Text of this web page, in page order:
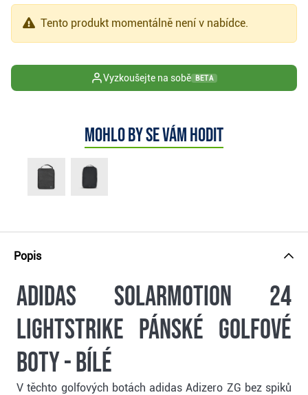
Tento produkt momentálně není v nabídce.
Vyzkoušejte na sobě BETA
Mohlo by se vám hodit
Popis
Adidas Solarmotion 24
Lightstrike pánské golfové
boty - bílé
V těchto golfových botách adidas Adizero ZG bez spiků